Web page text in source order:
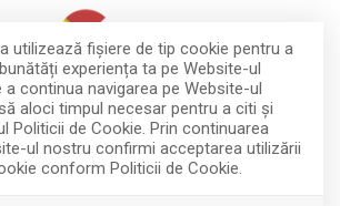
utilizează fişiere de tip cookie pentru a
experiența ta pe Website-ul
continua navigarea pe Website-ul
aloci timpul necesar pentru a citi și
Politicii de Cookie. Prin continuarea
ul nostru confirmi acceptarea utilizării
conform Politicii de Cookie.
Cluj-Napoca Gheorgheni
nu mai este activ !
RETRAS